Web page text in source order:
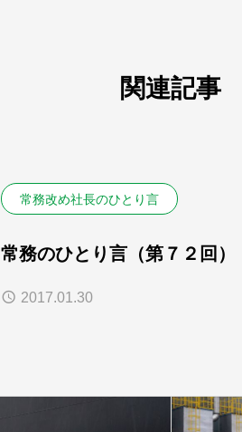
関連記事
常務改め社長のひとり言
常務のひとり言（第７２回）
2017.01.30